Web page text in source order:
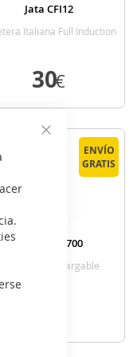
Jata CFI12
Italiana Full Induction
30
€
ENVÍO
GRATIS
Jata JBCP3700
Cortapelos Recargable